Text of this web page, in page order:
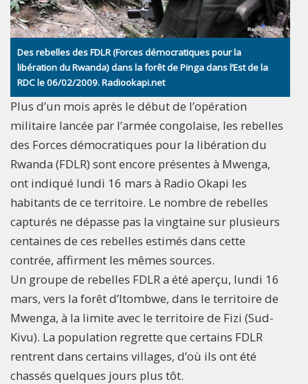
Des rebelles des FDLR (Forces démocratiques pour la
libération du Rwanda) dans la forêt de Pinga dans l’Est de la
RDC le 06/02/2009. Radiookapi.net
Plus d’un mois après le début de l’opération
militaire lancée par l’armée congolaise, les rebelles
des Forces démocratiques pour la libération du
Rwanda (FDLR) sont encore présentes à Mwenga,
ont indiqué lundi 16 mars à Radio Okapi les
habitants de ce territoire. Le nombre de rebelles
capturés ne dépasse pas la vingtaine sur plusieurs
centaines de ces rebelles estimés dans cette
contrée, affirment les mêmes sources.
Un groupe de rebelles FDLR a été aperçu, lundi 16
mars, vers la forêt d’Itombwe, dans le territoire de
Mwenga, à la limite avec le territoire de Fizi (Sud-
Kivu). La population regrette que certains FDLR
rentrent dans certains villages, d’où ils ont été
chassés quelques jours plus tôt.